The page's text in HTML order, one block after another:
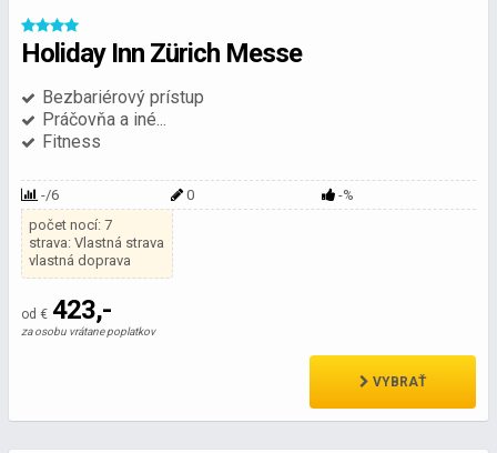
Holiday Inn Zürich Messe
Bezbariérový prístup
Práčovňa a iné...
Fitness
-/6 0
-%
počet nocí: 7
strava: Vlastná strava
vlastná doprava
od € 423,-
za osobu vrátane poplatkov
VYBRAŤ